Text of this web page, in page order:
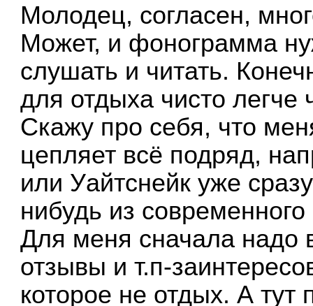
Молодец, согласен,
Может, и фонограмма
слушать и читать.
для отдыха чисто легче
Скажу про себя, что
цепляет всё подряд,
или Уайтснейк уже
нибудь из
Для меня сначала надо
отзывы и т.п-
которое не отдых. А